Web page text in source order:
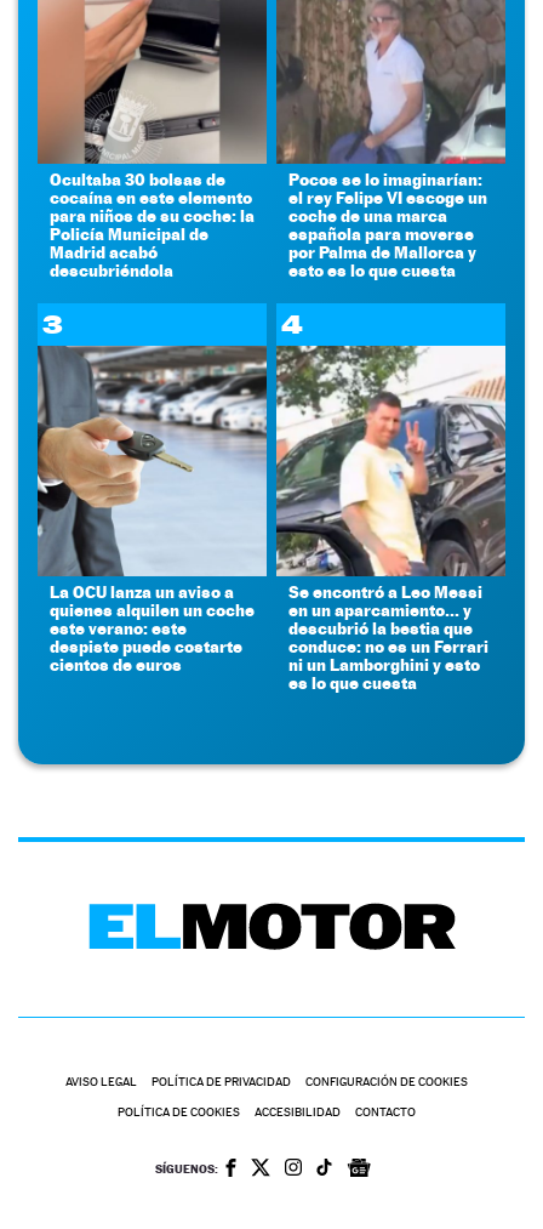
Ocultaba 30 bolsas de
cocaína en este elemento
para niños de su coche: la
Policía Municipal de
Madrid acabó
descubriéndola
Pocos se lo imaginarían:
el rey Felipe VI escoge un
coche de una marca
española para moverse
por Palma de Mallorca y
esto es lo que cuesta
3
La OCU lanza un aviso a
quienes alquilen un coche
este verano: este
despiste puede costarte
cientos de euros
4
Se encontró a Leo Messi
en un aparcamiento... y
descubrió la bestia que
conduce: no es un Ferrari
ni un Lamborghini y esto
es lo que cuesta
AVISO LEGAL POLÍTICA DE PRIVACIDAD CONFIGURACIÓN DE COOKIES
POLÍTICA DE COOKIES ACCESIBILIDAD CONTACTO
SÍGUENOS: